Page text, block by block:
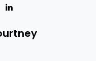
Email
page
on Pinterest
on Twitter
Share on